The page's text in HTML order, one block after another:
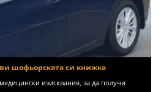
шофьорската си книжка
изисквания, за да получи